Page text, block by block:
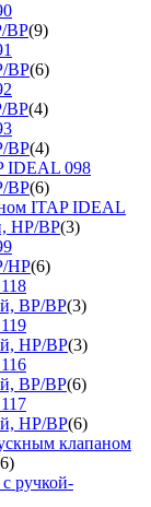
ВР(9)
ВР(6)
ВР(4)
ВР(4)
IDEAL 098
ВР(6)
ITAP IDEAL
НР/ВР(3)
НР(6)
ВР/ВР(3)
НР/ВР(3)
ВР/ВР(6)
НР/ВР(6)
клапаном
ручкой-